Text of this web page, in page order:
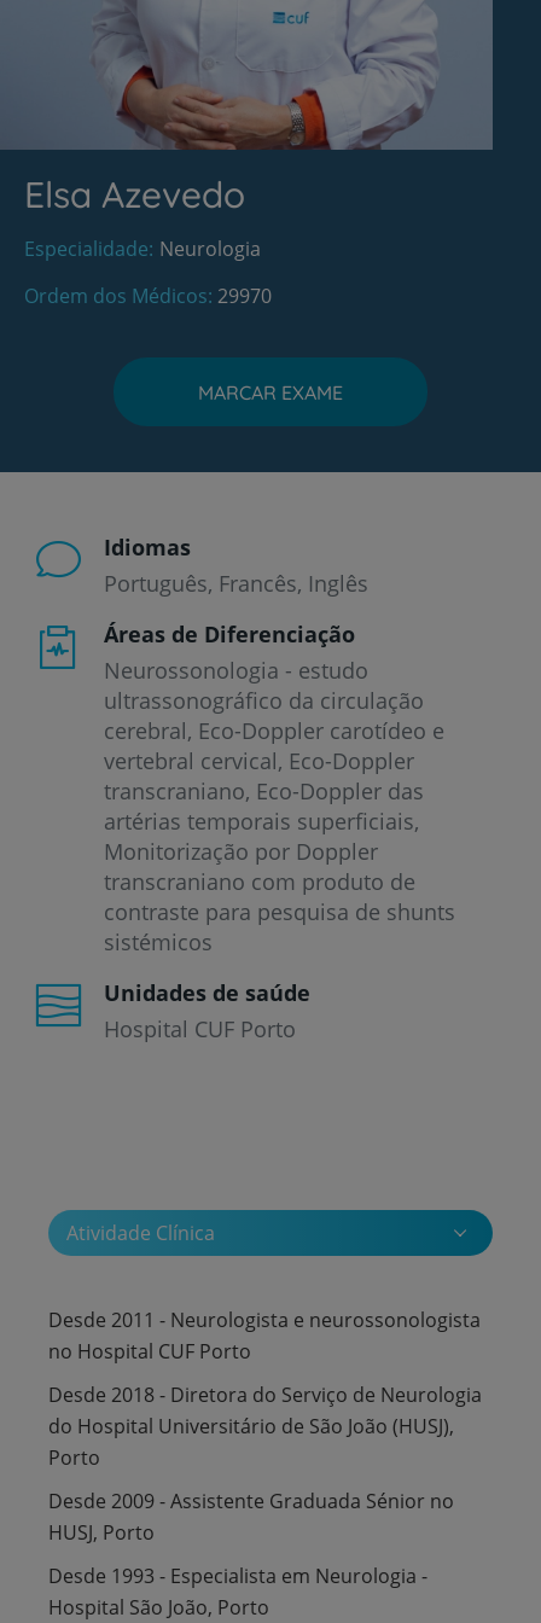
Elsa Azevedo
Especialidade Neurologia
Ordem dos Médicos 29970
MARCAR EXAME
Idiomas
Português Francês Inglês
Áreas de Diferenciação
Neurossonologia - estudo
ultrassonográfico da circulação
cerebral, Eco-Doppler carotídeo e
vertebral cervical, Eco-Doppler
transcraniano, Eco-Doppler das
artérias temporais superficiais,
Monitorização por Doppler
transcraniano com produto de
contraste para pesquisa de shunts
sistémicos
Unidades de saúde
Hospital CUF Porto
Atividade Clínica
Desde 2011 - Neurologista e neurossonologista
no Hospital CUF Porto
Desde 2018 - Diretora do Serviço de Neurologia
do Hospital Universitário de São João (HUSJ),
Porto
Desde 2009 - Assistente Graduada Sénior no
HUSJ, Porto
Desde 1993 - Especialista em Neurologia -
Hospital São João, Porto